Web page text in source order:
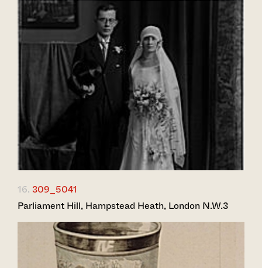
16. 309_5041
Parliament Hill, Hampstead Heath, London N.W.3